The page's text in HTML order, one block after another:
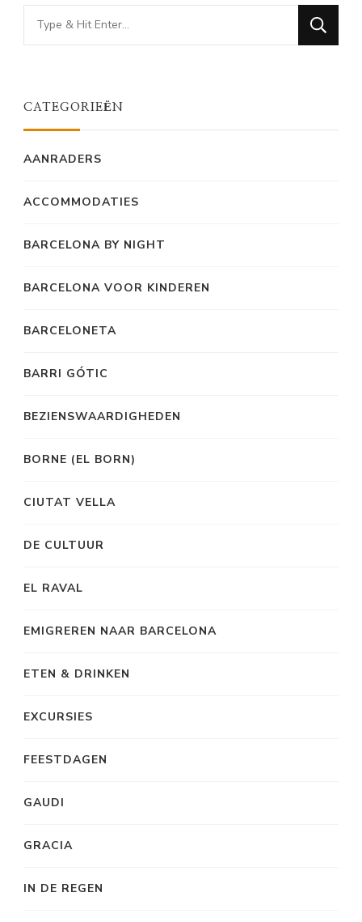
Looking
for
CATEGORIEËN
AANRADERS
ACCOMMODATIES
BARCELONA BY NIGHT
BARCELONA VOOR KINDEREN
BARCELONETA
BARRI GÓTIC
BEZIENSWAARDIGHEDEN
BORNE (EL BORN)
CIUTAT VELLA
DE CULTUUR
EL RAVAL
EMIGREREN NAAR BARCELONA
ETEN & DRINKEN
EXCURSIES
FEESTDAGEN
GAUDI
GRACIA
IN DE REGEN